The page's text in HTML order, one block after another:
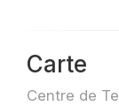
Carte